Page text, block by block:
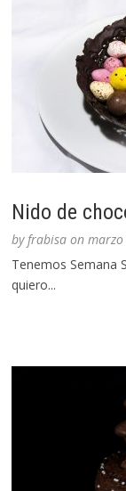
Nido de
byfrabisa on
Tenemos Semana
quiero...